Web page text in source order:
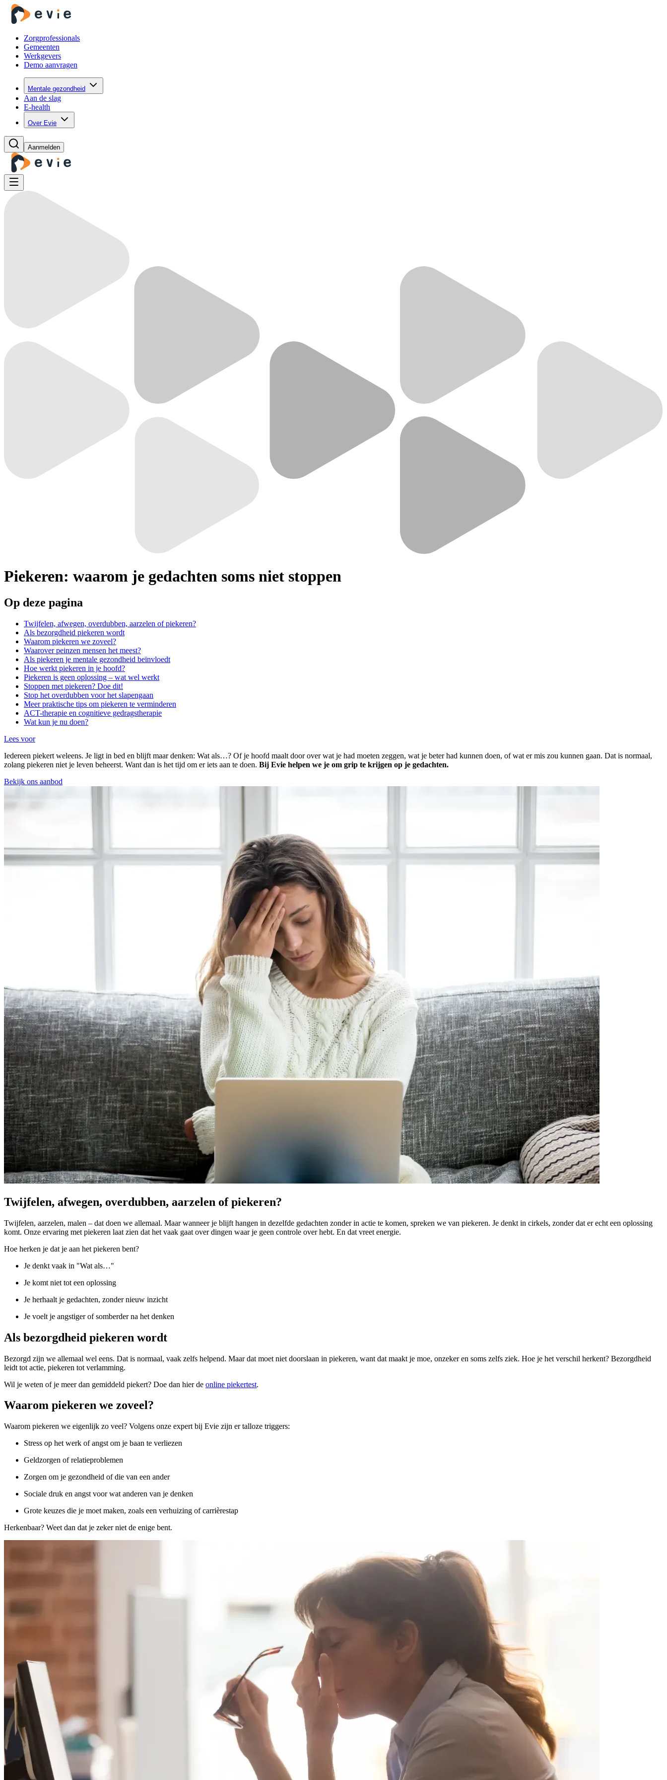
Zorgprofessionals
Gemeenten
Werkgevers
Demo aanvragen
Mentale gezondheid
Aan de slag
E-health
Over Evie
Aanmelden
Piekeren: waarom je gedachten soms niet stoppen
Op deze pagina
Twijfelen, afwegen, overdubben, aarzelen of piekeren?
Als bezorgdheid piekeren wordt
Waarom piekeren we zoveel?
Waarover peinzen mensen het meest?
Als piekeren je mentale gezondheid beïnvloedt
Hoe werkt piekeren in je hoofd?
Piekeren is geen oplossing – wat wel werkt
Stoppen met piekeren? Doe dit!
Stop het overdubben voor het slapengaan
Meer praktische tips om piekeren te verminderen
ACT-therapie en cognitieve gedragstherapie
Wat kun je nu doen?
Lees voor
Iedereen piekert weleens. Je ligt in bed en blijft maar denken: Wat als…? Of je hoofd maalt door over wat je had moeten zeggen, wat je beter had kunnen doen, of wat er mis zou kunnen gaan. Dat is normaal,
zolang piekeren niet je leven beheerst. Want dan is het tijd om er iets aan te doen. Bij Evie helpen we je om grip te krijgen op je gedachten.
Bekijk ons aanbod
Twijfelen, afwegen, overdubben, aarzelen of piekeren?
Twijfelen, aarzelen, malen – dat doen we allemaal. Maar wanneer je blijft hangen in dezelfde gedachten zonder in actie te komen, spreken we van piekeren. Je denkt in cirkels, zonder dat er echt een oplossing
komt. Onze ervaring met piekeren laat zien dat het vaak gaat over dingen waar je geen controle over hebt. En dat vreet energie.
Hoe herken je dat je aan het piekeren bent?
Je denkt vaak in "Wat als…"
Je komt niet tot een oplossing
Je herhaalt je gedachten, zonder nieuw inzicht
Je voelt je angstiger of somberder na het denken
Als bezorgdheid piekeren wordt
Bezorgd zijn we allemaal wel eens. Dat is normaal, vaak zelfs helpend. Maar dat moet niet doorslaan in piekeren, want dat maakt je moe, onzeker en soms zelfs ziek. Hoe je het verschil herkent? Bezorgdheid
leidt tot actie, piekeren tot verlamming.
Wil je weten of je meer dan gemiddeld piekert? Doe dan hier de online piekertest.
Waarom piekeren we zoveel?
Waarom piekeren we eigenlijk zo veel? Volgens onze expert bij Evie zijn er talloze triggers:
Stress op het werk of angst om je baan te verliezen
Geldzorgen of relatieproblemen
Zorgen om je gezondheid of die van een ander
Sociale druk en angst voor wat anderen van je denken
Grote keuzes die je moet maken, zoals een verhuizing of carrièrestap
Herkenbaar? Weet dan dat je zeker niet de enige bent.